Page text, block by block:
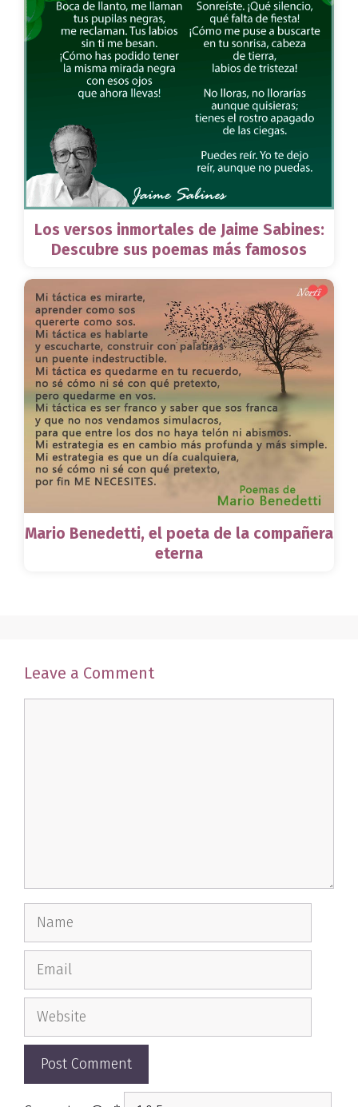
Los versos inmortales de Jaime Sabines:
Descubre sus poemas más famosos
Mario Benedetti, el poeta de la compañera
eterna
Leave a Comment
Name
Email
Website